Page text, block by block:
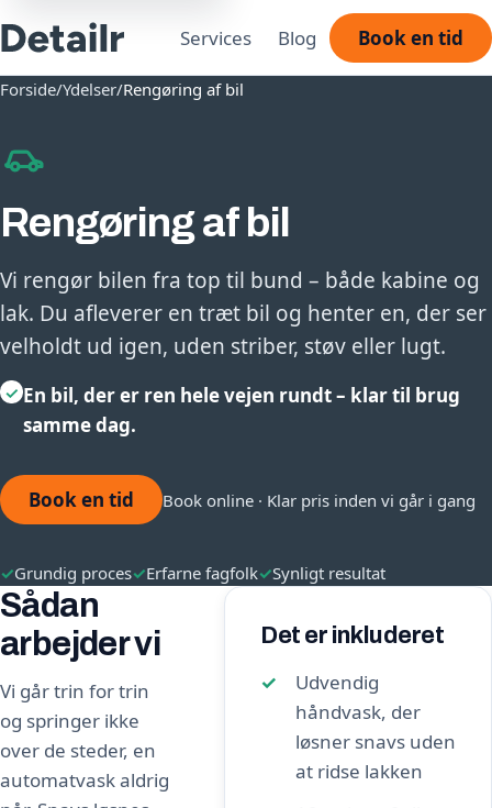
Services Blog Book en tid
Forside/Ydelser/Rengøring af bil
Rengøring af bil
Vi rengør bilen fra top til bund – både kabine og
lak. Du afleverer en træt bil og henter en, der ser
velholdt ud igen, uden striber, støv eller lugt.
✓ En bil, der er ren hele vejen rundt – klar til brug
samme dag.
Book en tid Book online · Klar pris inden vi går i gang
✓Grundig proces✓Erfarne fagfolk✓Synligt resultat
Sådan
arbejder vi
Vi går trin for trin
og springer ikke
over de steder, en
automatvask aldrig
Det er inkluderet
Udvendig
håndvask, der
løsner snavs uden
at ridse lakken